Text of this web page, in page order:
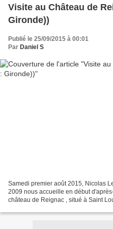
Visite au Château de
Gironde))
Publié le 25/09/2015 à 00:01
Par Daniel S
Samedi premier août 2015, Nicolas
2009 nous accueille en début
château de Reignac , situé à Saint